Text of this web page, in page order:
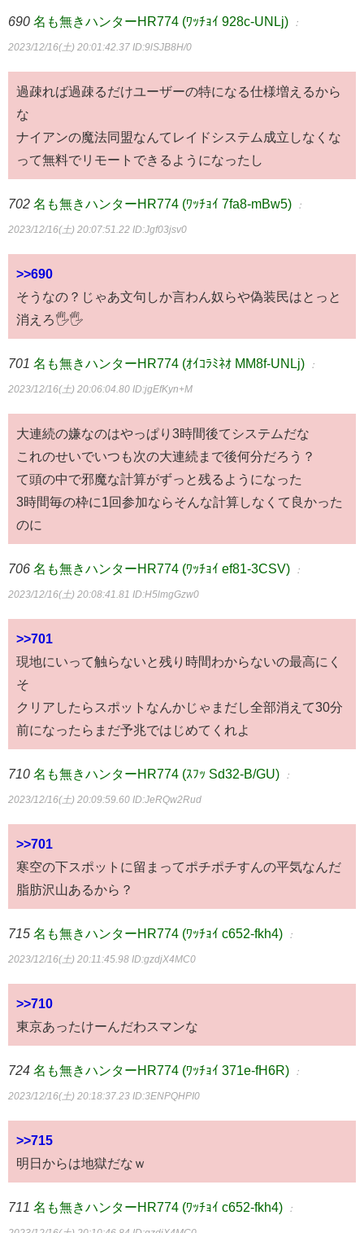
690 名も無きハンターHR774 (ﾜｯﾁｮｲ 928c-UNLj) ：
2023/12/16(土) 20:01:42.37 ID:9lSJB8H/0
過疎れば過疎るだけユーザーの特になる仕様増えるから
な
ナイアンの魔法同盟なんてレイドシステム成立しなくな
って無料でリモートできるようになったし
702 名も無きハンターHR774 (ﾜｯﾁｮｲ 7fa8-mBw5) ：
2023/12/16(土) 20:07:51.22 ID:Jgf03jsv0
>>690
そうなの？じゃあ文句しか言わん奴らや偽装民はとっと
消えろ🖐🖐
701 名も無きハンターHR774 (ｵｲｺﾗﾐﾈｵ MM8f-UNLj) ：
2023/12/16(土) 20:06:04.80 ID:jgEfKyn+M
大連続の嫌なのはやっぱり3時間後てシステムだな
これのせいでいつも次の大連続まで後何分だろう？
て頭の中で邪魔な計算がずっと残るようになった
3時間毎の枠に1回参加ならそんな計算しなくて良かった
のに
706 名も無きハンターHR774 (ﾜｯﾁｮｲ ef81-3CSV) ：
2023/12/16(土) 20:08:41.81 ID:H5lmgGzw0
>>701
現地にいって触らないと残り時間わからないの最高にく
そ
クリアしたらスポットなんかじゃまだし全部消えて30分
前になったらまだ予兆ではじめてくれよ
710 名も無きハンターHR774 (ｽﾌｯ Sd32-B/GU) ：
2023/12/16(土) 20:09:59.60 ID:JeRQw2Rud
>>701
寒空の下スポットに留まってポチポチすんの平気なんだ
脂肪沢山あるから？
715 名も無きハンターHR774 (ﾜｯﾁｮｲ c652-fkh4) ：
2023/12/16(土) 20:11:45.98 ID:gzdjX4MC0
>>710
東京あったけーんだわスマンな
724 名も無きハンターHR774 (ﾜｯﾁｮｲ 371e-fH6R) ：
2023/12/16(土) 20:18:37.23 ID:3ENPQHPI0
>>715
明日からは地獄だなｗ
711 名も無きハンターHR774 (ﾜｯﾁｮｲ c652-fkh4) ：